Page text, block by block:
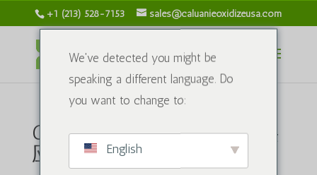
+1 (213) 528-7153 sales@caluanieoxidizeusa.com
Caluanie Muelear Oxidize 供
应商发货至中国
We've detected you might be
speaking a different language. Do
you want to change to:
English